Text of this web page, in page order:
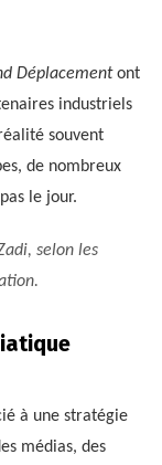
Déplacementont
industriels
souvent
de nombreux
le jour.
selon les
à une stratégie
médias, des